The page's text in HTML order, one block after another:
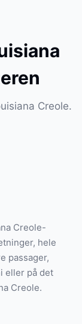
Creole.
Creole-
hele
passager,
eller på det
Creole.